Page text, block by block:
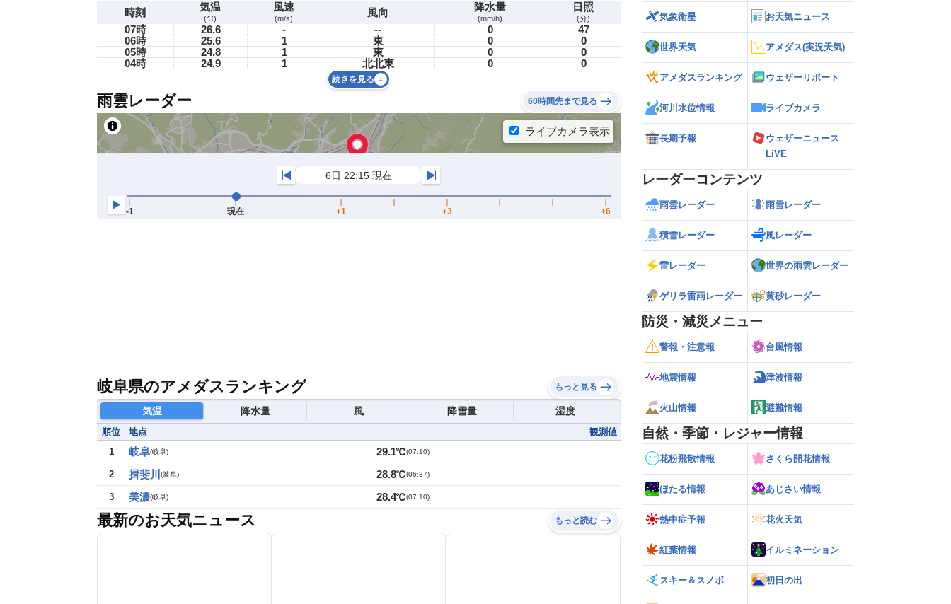
時刻 気温
(℃)
風速
(m/s) 風向 降水量
(mm/h)
日照
(分)
07時 26.6 - -- 0
47
06時
25.6 1 東 0
0
05時
24.8 1 東 0
0
04時
24.9 1 北北東 0 0
続きを見る
雨雲レーダー 60時間先まで見る
岐阜県のアメダスランキング もっと見る
気温 降水量 風 降雪量 湿度
順位 地点
観測値
1
岐阜(岐阜) 29.1℃(07:10)
2 揖斐川 (岐阜) 28.8℃(06:37)
3 美濃(岐阜) 28.4℃(07:10)
最新のお天気ニュース もっと読む
気象衛星 お天気ニュース
世界天気 アメダス(実況天気)
アメダスランキング ウェザーリポート
河川水位情報 ライブカメラ
長期予報
ウェザーニュース
LiVE
レーダーコンテンツ
雨雲レーダー 雨雪レーダー
積雪レーダー 風レーダー
雷レーダー 世界の雨雲レーダー
ゲリラ雷雨レーダー 黄砂レーダー
防災・減災メニュー
警報・注意報 台風情報
地震情報 津波情報
火山情報 避難情報
自然・季節・レジャー情報
花粉飛散情報 さくら開花情報
ほたる情報 あじさい情報
熱中症予報 花火天気
紅葉情報 イルミネーション
スキー＆スノボ 初日の出